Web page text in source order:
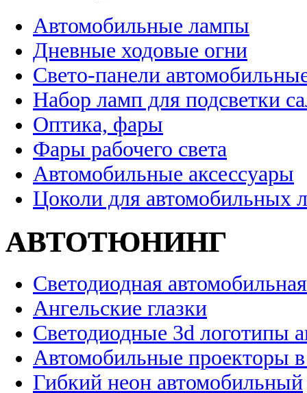
Автомобильные лампы
Дневные ходовые огни
Свето-панели
Набор ламп для подсветки
Оптика, фары
Фары рабочего света
Автомобильные аксессуары
Цоколи для автомобильных
АВТОТЮНИНГ
Светодиодная
Ангельские глазки
Светодиодные 3d логотипы
Автомобильные проекторы
Гибкий неон автомобильный